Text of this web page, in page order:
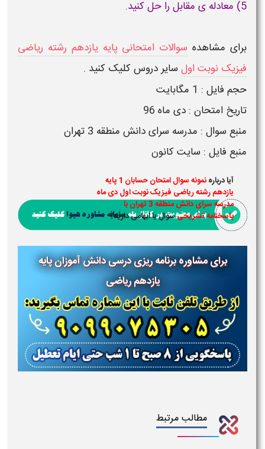
5) معادله ی مقابل را حل کنید.
برای مشاهده سوالات امتحانی پایه یازدهم رشته ریاضی
فیزیک نوبت اول سایر دروس کلیک کنید .
حجم فایل : 1 مگابایت
تاریخ امتحان : دی ماه 96
منبع سوال : مدرسه سرای دانش منطقه 3 تهران
منبع فایل : سایت کانون
آیا درباره
نمونه سوال امتحان حسابان 1 پایه
یازدهم رشته ریاضی فیزیک نوبت اول دی ماه
مدرسه سرای دانش منطقه 3 تهران با
پاسخنامه تشریحیسوال یا ابهامی دارید؟
برای مشاوره برنامه ریزی درسی دانش آموزان پایه
یازدهم ریاضی
مطالب مرتبط